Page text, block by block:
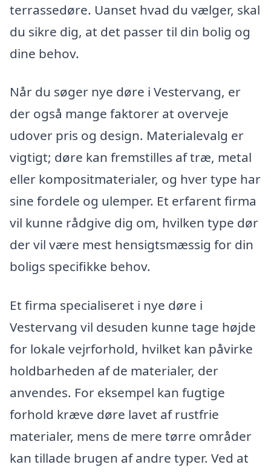
terrassedøre. Uanset hvad du vælger, skal
du sikre dig, at det passer til din bolig og
dine behov.
Når du søger nye døre i Vestervang, er
der også mange faktorer at overveje
udover pris og design. Materialevalg er
vigtigt; døre kan fremstilles af træ, metal
eller kompositmaterialer, og hver type har
sine fordele og ulemper. Et erfarent firma
vil kunne rådgive dig om, hvilken type dør
der vil være mest hensigtsmæssig for din
boligs specifikke behov.
Et firma specialiseret i nye døre i
Vestervang vil desuden kunne tage højde
for lokale vejrforhold, hvilket kan påvirke
holdbarheden af de materialer, der
anvendes. For eksempel kan fugtige
forhold kræve døre lavet af rustfrie
materialer, mens de mere tørre områder
kan tillade brugen af andre typer. Ved at